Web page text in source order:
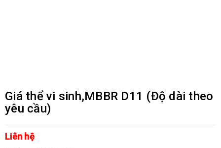
Giá thể vi sinh,MBBR D11 (Độ dài theo
yêu cầu)
Liên hệ